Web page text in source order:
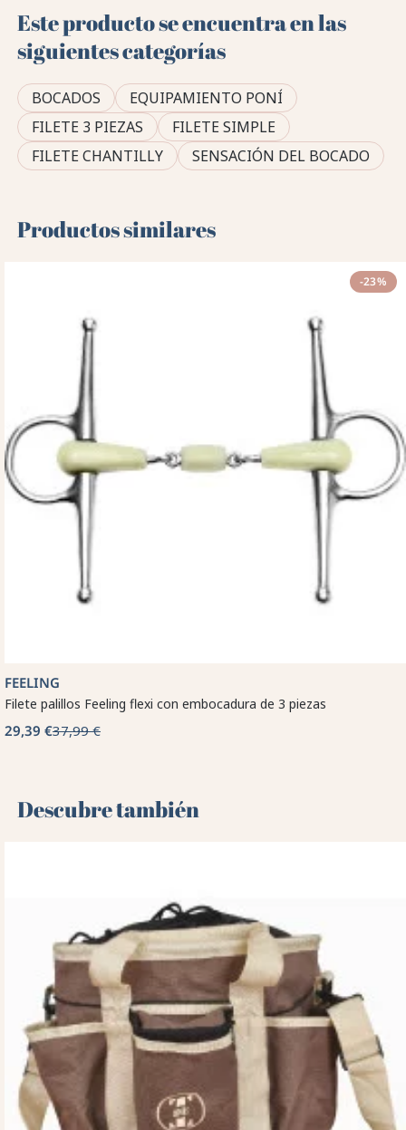
Este producto se encuentra en las
siguientes categorías
BOCADOS
EQUIPAMIENTO PONÍ
FILETE 3 PIEZAS
FILETE SIMPLE
FILETE CHANTILLY
SENSACIÓN DEL BOCADO
Productos similares
-23%
FEELING
Filete palillos Feeling flexi con embocadura de 3 piezas
29,39 €37,99 €
Descubre también 🌻